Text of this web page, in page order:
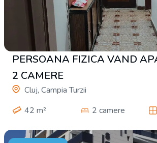
PERSOANA FIZICA VAND
2 CAMERE
Cluj, Campia Turzii
42 m² 2 camere